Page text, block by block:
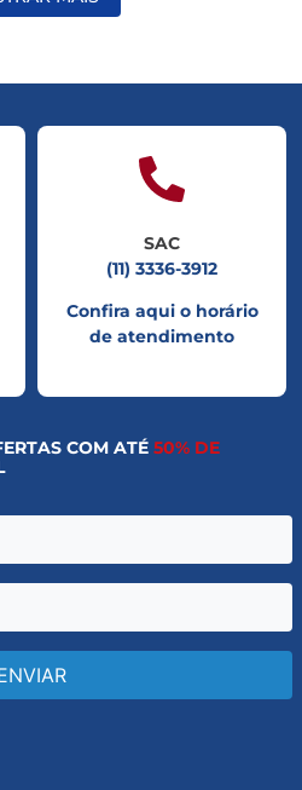
SAC
(11) 3336-3912
Confira aqui o horário
de atendimento
COM ATÉ 50% DE